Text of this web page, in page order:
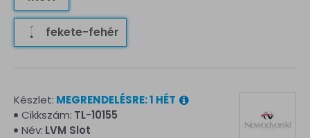
fekete-fehér
Készlet: MEGRENDELÉSRE: 1 HÉT
Cikkszám: TL-10155
Név: LVM Slot